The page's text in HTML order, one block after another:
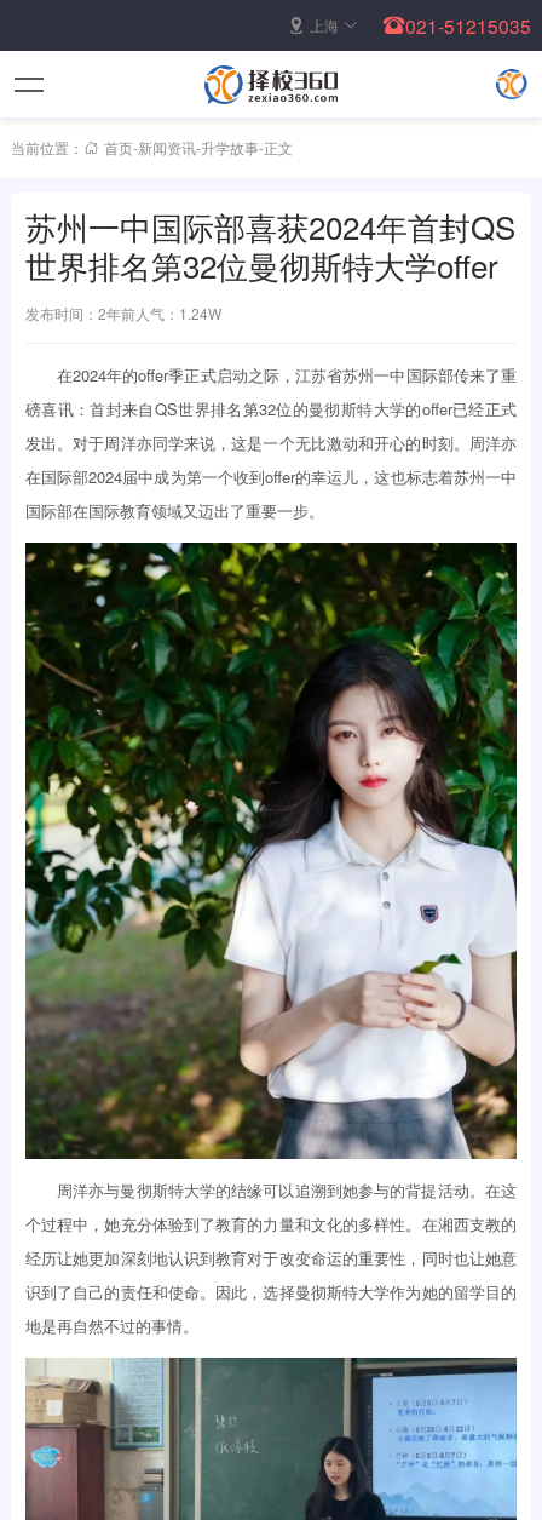
上海 021-51215035
当前位置： 首页-新闻资讯-升学故事-正文
苏州一中国际部喜获2024年首封QS
世界排名第32位曼彻斯特大学offer
发布时间：2年前人气：1.24W
在2024年的offer季正式启动之际，江苏省苏州一中国际部传来了重
磅喜讯：首封来自QS世界排名第32位的曼彻斯特大学的offer已经正式
发出。对于周洋亦同学来说，这是一个无比激动和开心的时刻。周洋亦
在国际部2024届中成为第一个收到offer的幸运儿，这也标志着苏州一中
国际部在国际教育领域又迈出了重要一步。
周洋亦与曼彻斯特大学的结缘可以追溯到她参与的背提活动。在这
个过程中，她充分体验到了教育的力量和文化的多样性。在湘西支教的
经历让她更加深刻地认识到教育对于改变命运的重要性，同时也让她意
识到了自己的责任和使命。因此，选择曼彻斯特大学作为她的留学目的
地是再自然不过的事情。